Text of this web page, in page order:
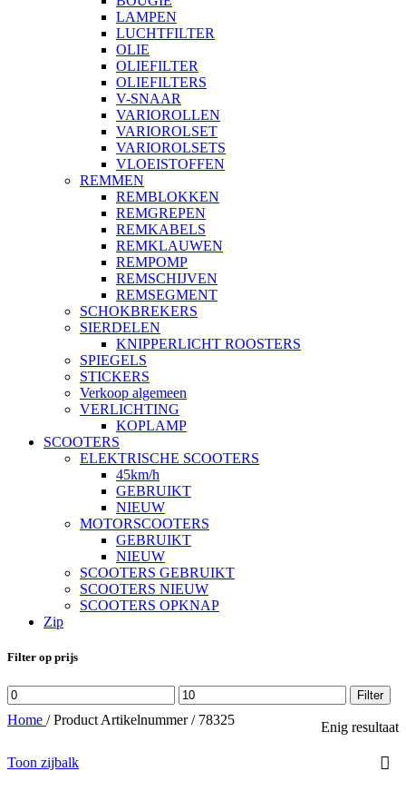
LAMPEN
LUCHTFILTER
OLIE
OLIEFILTER
OLIEFILTERS
V-SNAAR
VARIOROLLEN
VARIOROLSET
VARIOROLSETS
VLOEISTOFFEN
REMMEN
REMBLOKKEN
REMGREPEN
REMKABELS
REMKLAUWEN
REMPOMP
REMSCHIJVEN
REMSEGMENT
SCHOKBREKERS
SIERDELEN
KNIPPERLICHT ROOSTERS
SPIEGELS
STICKERS
Verkoop algemeen
VERLICHTING
KOPLAMP
SCOOTERS
ELEKTRISCHE SCOOTERS
45km/h
GEBRUIKT
NIEUW
MOTORSCOOTERS
GEBRUIKT
NIEUW
SCOOTERS GEBRUIKT
SCOOTERS NIEUW
SCOOTERS OPKNAP
Zip
Filter op prijs
Min.
prijs
Max.
prijs
Filter
Home / Product Artikelnummer/ 78325 Enig resultaat
Toon zijbalk